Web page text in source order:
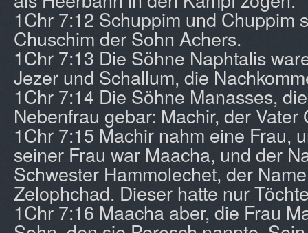
1Chr 7:12 Schuppim und Chuppim
Chuschim der Sohn Achers.
1Chr 7:13 Die Söhne Naphtalis
Jezer und Schallum, die
1Chr 7:14 Die Söhne Manasses,
Nebenfrau gebar: Machir, der Vater
1Chr 7:15 Machir nahm eine Frau,
seiner Frau war Maacha, und der
Schwester Hammolechet, der
Zelophchad. Dieser hatte nur
1Chr 7:16 Maacha aber, die Frau